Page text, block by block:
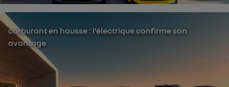
carburant en hausse : l’électrique confirme son
avantage